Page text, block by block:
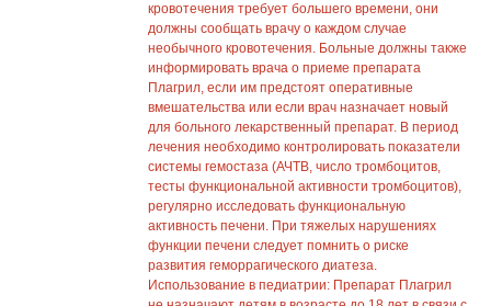
кровотечения требует большего времени, они
должны сообщать врачу о каждом случае
необычного кровотечения. Больные должны также
информировать врача о приеме препарата
Плагрил, если им предстоят оперативные
вмешательства или если врач назначает новый
для больного лекарственный препарат. В период
лечения необходимо контролировать показатели
системы гемостаза (АЧТВ, число тромбоцитов,
тесты функциональной активности тромбоцитов),
регулярно исследовать функциональную
активность печени. При тяжелых нарушениях
функции печени следует помнить о риске
развития геморрагического диатеза.
Использование в педиатрии: Препарат Плагрил